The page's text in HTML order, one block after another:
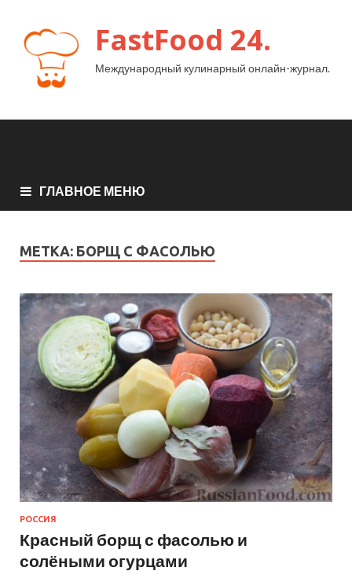
FastFood 24.
Международный кулинарный онлайн-журнал.
ГЛАВНОЕ МЕНЮ
МЕТКА: БОРЩ С ФАСОЛЬЮ
РОССИЯ
Красный борщ с фасолью и
солёными огурцами